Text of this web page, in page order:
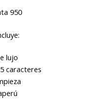
950
lujo
caracteres